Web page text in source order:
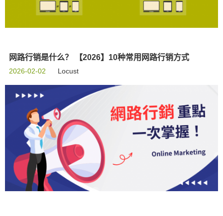
网路行销是什么？ 【2026】10种常用网路行销方式
2026-02-02 Locust